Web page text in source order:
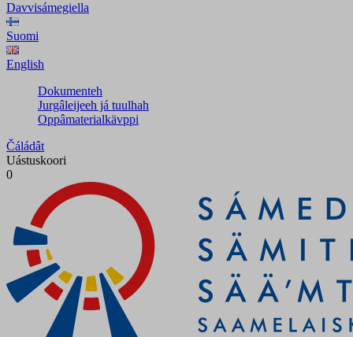
Davvisámegiella
Suomi
English
Dokumenteh
Jurgâleijeeh já tuulhah
Oppâmaterialkävppi
Čáládât
Uástuskoori
0